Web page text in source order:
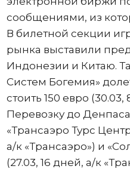
сообщениями, из
В билетной секции
рынка выставили
Индонезии и Китаю.
Систем Богемия»
стоить 150 евро
Перевозку до
«Трансаэро Турс
а/к «Трансаэро») и
(27.03, 16 дней, а/к